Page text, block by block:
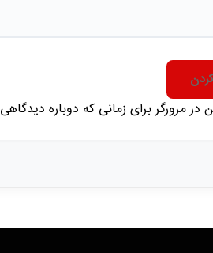
در مرورگر برای زمانی که دوباره